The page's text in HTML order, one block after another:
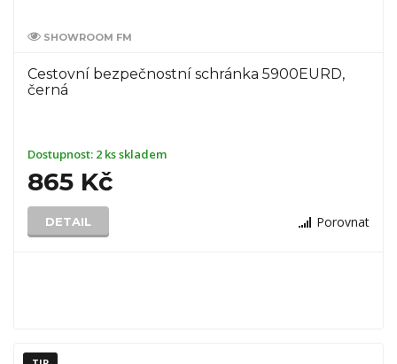
SHOWROOM FM
Cestovní bezpečnostní schránka 5900EURD,
černá
Dostupnost: 2 ks skladem
865 Kč
DETAIL Porovnat